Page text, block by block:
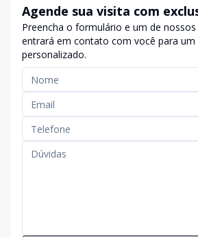
Agende sua visita com
Preencha o formulário e um de
entrará em contato com você para
personalizado.